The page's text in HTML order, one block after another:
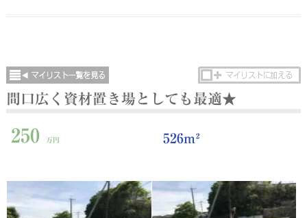
間口広く資材置き場としても最適★
250 万円 526m²